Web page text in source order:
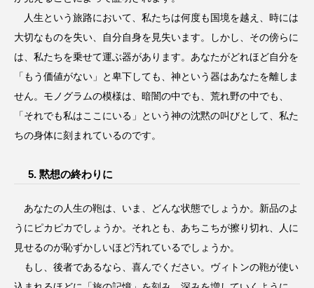
人生という旅路において、私たちは何度も国境を越え、時には
大切なものを失い、自分自身を見失います。しかし、その傍らに
は、私たちを乗せて運ぶ器があります。あなたがどれほど自分を
「もう価値がない」と卑下しても、神という器はあなたを離しま
せん。モノグラムの模様は、暗闇の中でも、荒れ野の中でも、
「それでも私はここにいる」という神の沈黙の叫びとして、私た
ちの身体に刻まれているのです。
5. 黙想の終わりに
あなたの人生の鞄は、いま、どんな状態でしょうか。新品のよ
うにピカピカでしょうか。それとも、あちこちが擦り切れ、人に
見せるのが恥ずかしいほど汚れているでしょうか。
もし、後者であるなら、喜んでください。ヴィトンの鞄が使い